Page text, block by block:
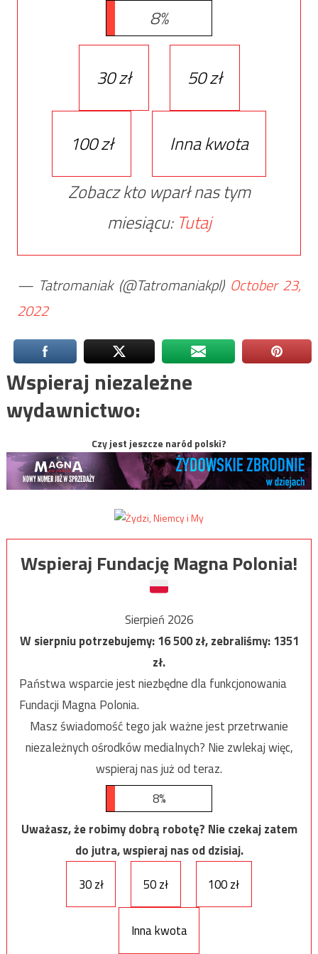
8%
30 zł 50 zł
100 zł
Inna kwota
Zobacz kto wparł nas tym
miesiącu: Tutaj
— Tatromaniak (@Tatromaniakpl) October 23,
2022
Wspieraj niezależne
wydawnictwo:
Czy jest jeszcze naród polski?
Wspieraj Fundację Magna Polonia!
Sierpień 2026
W sierpniu potrzebujemy:16 500zł, zebraliśmy:1351
zł.
Państwa wsparcie jest niezbędne dla funkcjonowania
Fundacji Magna Polonia.
Masz świadomość tego jak ważne jest przetrwanie
niezależnych ośrodków medialnych? Nie zwlekaj więc,
wspieraj nas już od teraz.
8%
Uważasz, że robimy dobrą robotę? Nie czekaj zatem
do jutra, wspieraj nas od dzisiaj.
30 zł
50 zł 100 zł
Inna kwota